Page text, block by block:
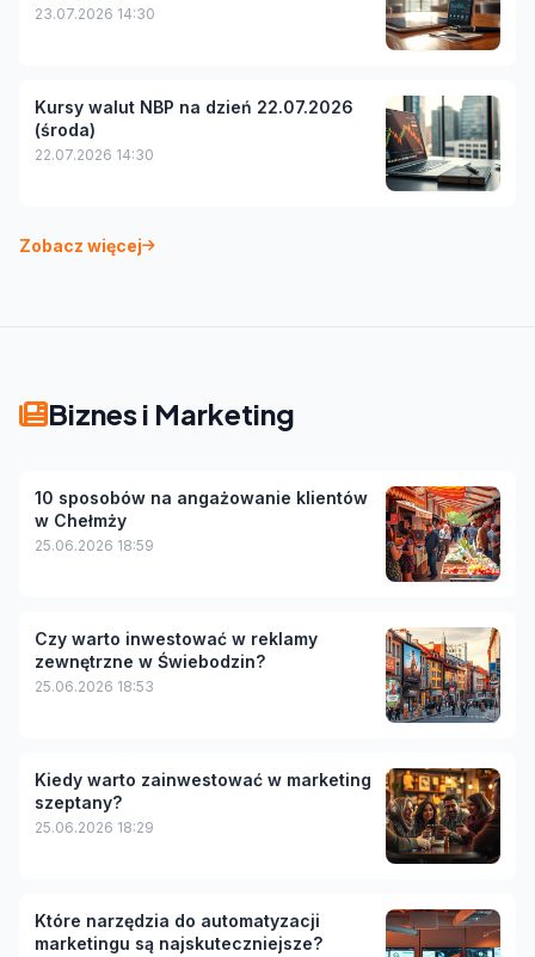
23.07.2026 14:30
Kursy walut NBP na dzień 22.07.2026
(środa)
22.07.2026 14:30
Zobacz więcej
Biznes i Marketing
10 sposobów na angażowanie klientów
w Chełmży
25.06.2026 18:59
Czy warto inwestować w reklamy
zewnętrzne w Świebodzin?
25.06.2026 18:53
Kiedy warto zainwestować w marketing
szeptany?
25.06.2026 18:29
Które narzędzia do automatyzacji
marketingu są najskuteczniejsze?